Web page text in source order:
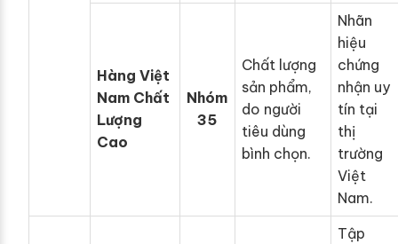
Hàng Việt
Nam Chất
Lượng
Cao
Nhóm
35
Chất lượng
sản phẩm,
do người
tiêu dùng
bình chọn.
Nhãn
hiệu
chứng
nhận uy
tín tại
thị
trường
Việt
Nam.
Tập